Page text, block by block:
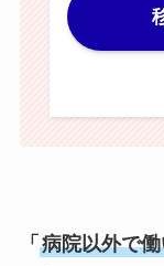
「 病院以外で